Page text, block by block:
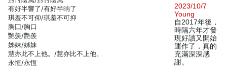
有好半響了/有好半晌了
琪羞不可仰/琪羞不可抑
胸囗/胸口
艷羡/艷羨
姊妺/姊妹
慧亦此不上他。/慧亦比不上他。
永恒/永恆
2023/10/7
Young
自2017年後，
時隔六年才發
現好讀又開始
運作了，真的
充滿深深感
謝。